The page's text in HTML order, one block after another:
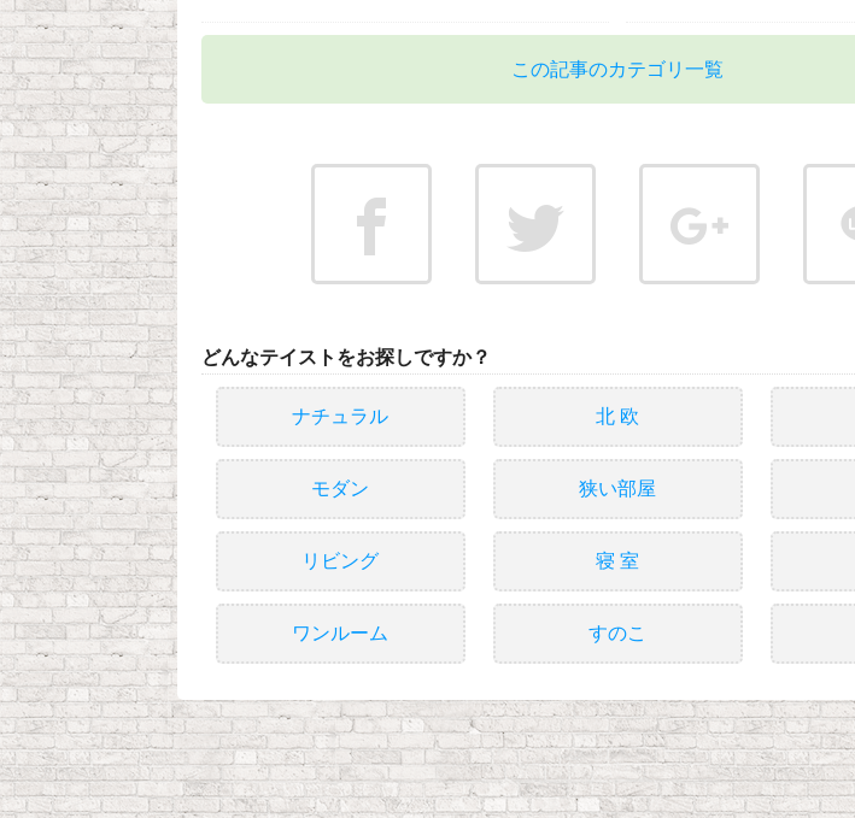
この記事のカテゴリ一覧
どんなテイストをお探しですか？
ナチュラル 北 欧
モダン 狭い部屋
リビング 寝 室
ワンルーム すのこ